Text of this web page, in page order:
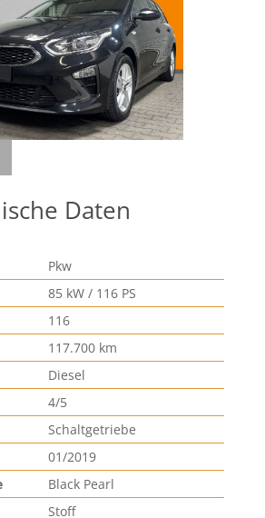
Daten
Pkw
85 kW / 116 PS
116
117.700 km
Diesel
4/5
Schaltgetriebe
01/2019
Black Pearl
Stoff